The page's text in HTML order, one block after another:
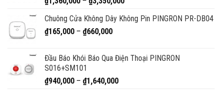
từ
Chuông Cửa Không Dây Không Pin PINGRON PR-DB04
₫165,000 – ₫660,000Khoảng
₫165,000
₫660,000
Đầu Báo Khói Báo Qua Điện Thoại PINGRON
S016+SM101
₫940,000 – ₫1,640,000Khoảng